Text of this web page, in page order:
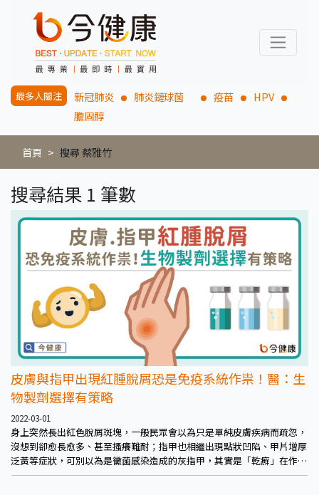
最多人關注 新冠肺炎 肺炎鏈球菌 疫苗
HPV
膽固醇
首頁 搜尋 蔡雅竹
搜尋結果 1 筆數
皮膚與指甲出現紅腫脫屑恐是免疫系統作祟！醫：生
物製劑選擇有策略
2022-03-01
身上突然長出紅色脫屑斑塊，一般民眾會以為只是單純皮膚疾病而疏忽，
沒想到卻愈長愈多、甚至搔癢難耐；指甲也相繼出現點狀凹陷、甲片增厚
泛黃等症狀，可別以為是黴菌感染造成的灰指甲，其實是「乾癬」在作
祟！